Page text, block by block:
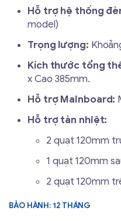
Hỗ trợ hệ thống
model)
Trọng lượng:
Kích thước tổng
x Cao 385mm.
Hỗ trợ Mainboard:
Hỗ trợ tản nhiệt:
2 quạt 120mm
1 quạt 120mm
2 quạt 120mm
BẢO HÀNH: 12 THÁNG